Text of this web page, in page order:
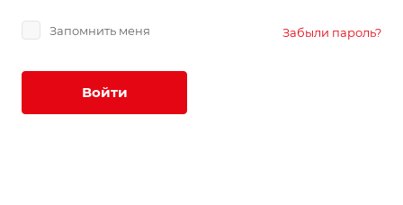
Запомнить меня Забыли пароль?
Войти